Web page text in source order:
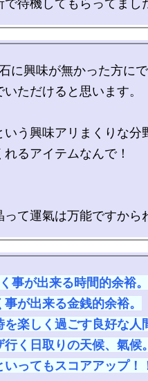
に興味が無かった方に
ただけると思います。
いう興味アリまくりな分
るアイテムなんで！
事が出来る時間的余裕。
が出来る金銭的余裕。
を楽しく過ごす良好な人
行く日取りの天候、氣候
いってもスコアアップ！